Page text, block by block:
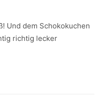
Und dem Schokokuchen
richtig lecker